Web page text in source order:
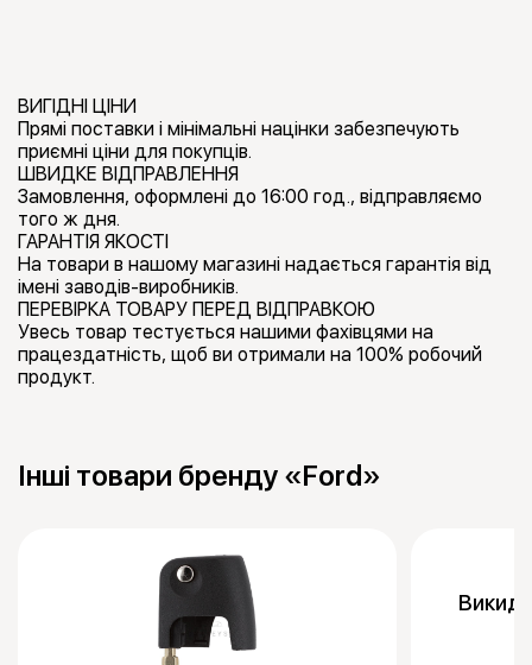
ВИГІДНІ ЦІНИ
Прямі поставки і мінімальні націнки забезпечують
приємні ціни для покупців.
ШВИДКЕ ВІДПРАВЛЕННЯ
Замовлення, оформлені до 16:00 год., відправляємо
того ж дня.
ГАРАНТІЯ ЯКОСТІ
На товари в нашому магазині надається гарантія від
імені заводів-виробників.
ПЕРЕВІРКА ТОВАРУ ПЕРЕД ВІДПРАВКОЮ
Увесь товар тестується нашими фахівцями на
працездатність, щоб ви отримали на 100% робочий
продукт.
Інші товари бренду «Ford»